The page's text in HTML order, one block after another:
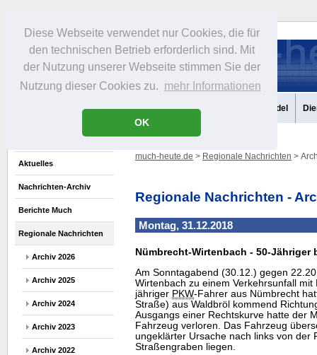
Diese Webseite verwendet nur Cookies, die für
den technischen Betrieb erforderlich sind. Mit
der Nutzung unserer Webseite stimmen Sie der
Nutzung dieser Cookies zu. mehr Informationen
OK
Portrait Infos Freizeit Gastronomie Handel
Aktuelles
Nachrichten-Archiv
Berichte Much
Regionale Nachrichten
Archiv 2026
Archiv 2025
Archiv 2024
Archiv 2023
Archiv 2022
much-heute.de > Regionale Nachrichten >
Regionale Nachrichten -
Montag, 31.12.2018
Nümbrecht-Wirtenbach - 50-
Am Sonntagabend (30.12.) gegen
Wirtenbach zu einem Verkehrsunfall
jähriger PKW-Fahrer aus Nümbrecht
Straße) aus Waldbröl kommend
Ausgangs einer Rechtskurve hatte der
Fahrzeug verloren. Das Fahrzeug
ungeklärter Ursache nach links von der
Straßengraben liegen.